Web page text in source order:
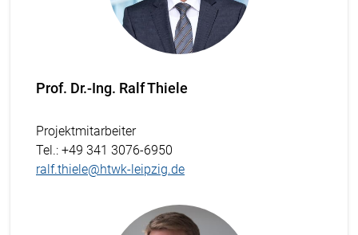
Prof. Dr.-Ing. Ralf Thiele
Projektmitarbeiter
Tel.: +49 341 3076-6950
ralf.thiele@htwk-leipzig.de